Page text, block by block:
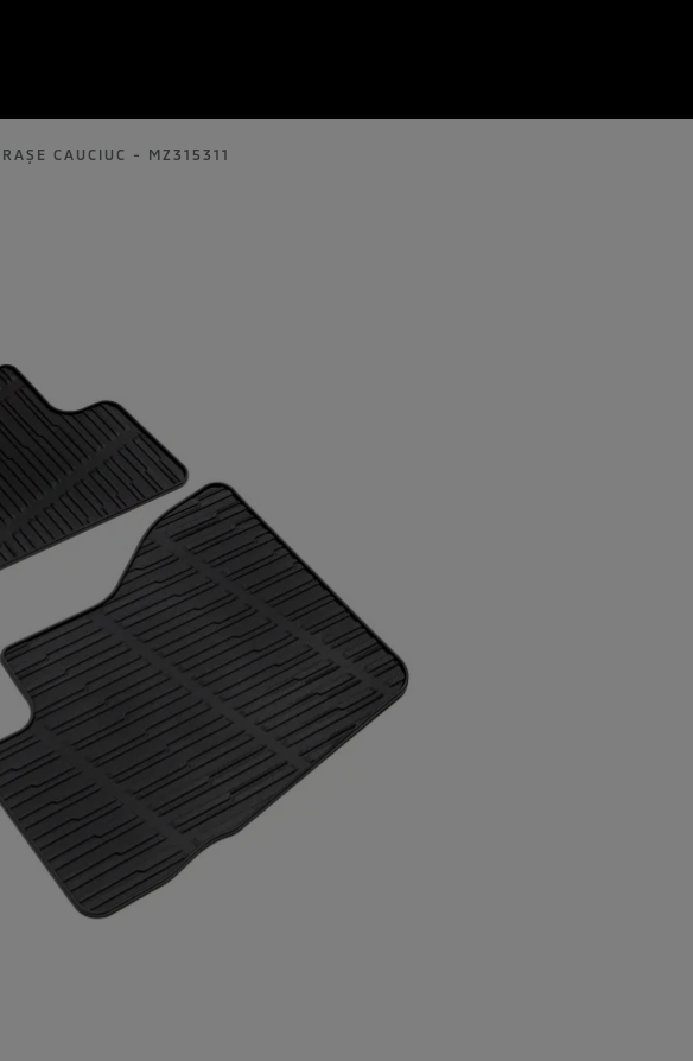
CAUCIUC - MZ315311